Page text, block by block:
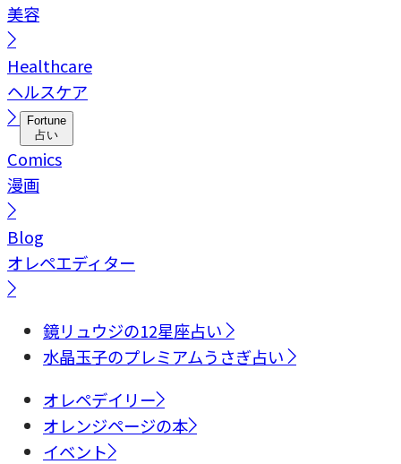
美容
Healthcare
ヘルスケア
Fortune
占い
Comics
漫画
Blog
オレペエディター
鏡リュウジの12星座占い
水晶玉子のプレミアムうさぎ占い
オレペデイリー
オレンジページの本
イベント